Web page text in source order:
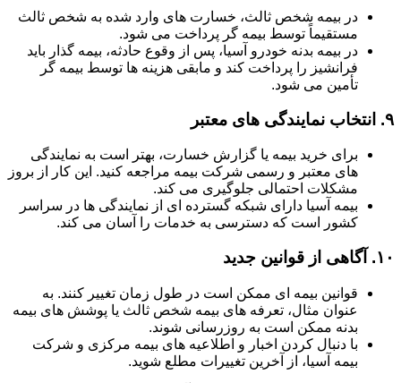
در بیمه شخص ثالث، خسارت های وارد شده به شخص ثالث
مستقیماً توسط بیمه گر پرداخت می شود.
در بیمه بدنه خودرو آسیا، پس از وقوع حادثه، بیمه گذار باید
فرانشیز را پرداخت کند و مابقی هزینه ها توسط بیمه گر
تأمین می شود.
۹. انتخاب نمایندگی های معتبر
برای خرید بیمه یا گزارش خسارت، بهتر است به نمایندگی
های معتبر و رسمی شرکت بیمه مراجعه کنید. این کار از بروز
مشکلات احتمالی جلوگیری می کند.
بیمه آسیا دارای شبکه گسترده ای از نمایندگی ها در سراسر
کشور است که دسترسی به خدمات را آسان می کند.
۱۰. آگاهی از قوانین جدید
قوانین بیمه ای ممکن است در طول زمان تغییر کنند. به
عنوان مثال، تعرفه های بیمه شخص ثالث یا پوشش های بیمه
بدنه ممکن است به روزرسانی شوند.
با دنبال کردن اخبار و اطلاعیه های بیمه مرکزی و شرکت
بیمه آسیا، از آخرین تغییرات مطلع شوید.